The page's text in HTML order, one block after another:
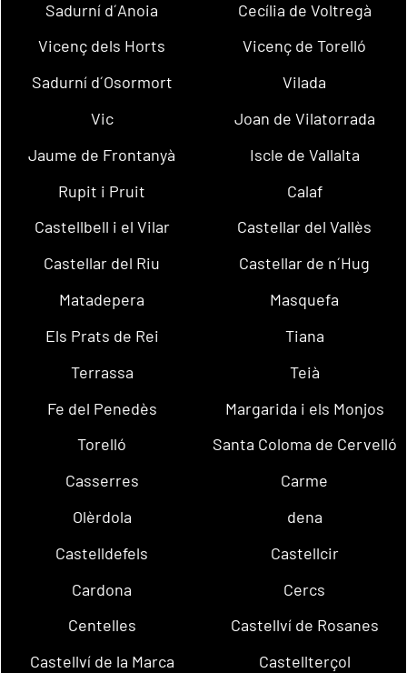
Sadurní d´Anoia
Cecília de Voltregà
Vicenç dels Horts
Vicenç de Torelló
Sadurní d´Osormort
Vilada
Vic
Joan de Vilatorrada
Jaume de Frontanyà
Iscle de Vallalta
Rupit i Pruit
Calaf
Castellbell i el Vilar
Castellar del Vallès
Castellar del Riu
Castellar de n´Hug
Matadepera
Masquefa
Els Prats de Rei
Tiana
Terrassa
Teià
Fe del Penedès
Margarida i els Monjos
Torelló
Santa Coloma de Cervelló
Casserres
Carme
Olèrdola
dena
Castelldefels
Castellcir
Cardona
Cercs
Centelles
Castellví de Rosanes
Castellví de la Marca
Castellterçol